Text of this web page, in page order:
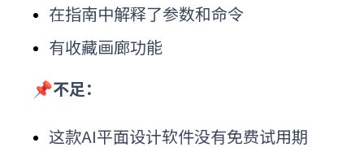
在指南中解释了参数和命令
有收藏画廊功能
📌不足：
这款AI平面设计软件没有免费试用期